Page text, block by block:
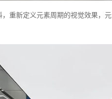
重新定义元素周期的视觉效果，